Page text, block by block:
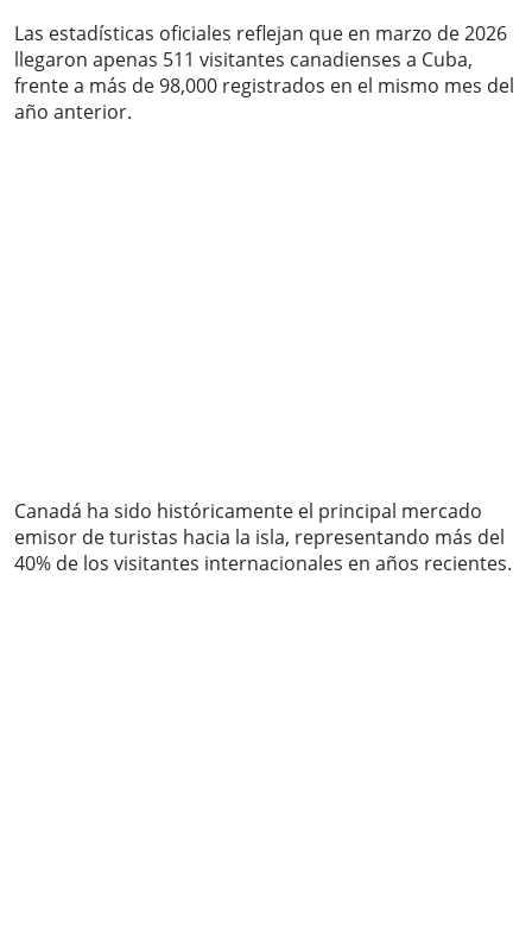
Las estadísticas oficiales reflejan que en marzo de 2026
llegaron apenas 511 visitantes canadienses a Cuba,
frente a más de 98,000 registrados en el mismo mes del
año anterior.
Canadá ha sido históricamente el principal mercado
emisor de turistas hacia la isla, representando más del
40% de los visitantes internacionales en años recientes.